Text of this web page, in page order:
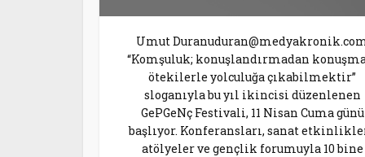
Umut
“Komşuluk; konuşlandırmadan
ötekilerle yolculuğa çıkabilmektir”
sloganıyla bu yıl ikincisi düzenlenen
GePGeNç Festivali, 11 Nisan Cuma günü
başlıyor. Konferansları, sanat
atölyeler ve gençlik forumuyla 10 bine